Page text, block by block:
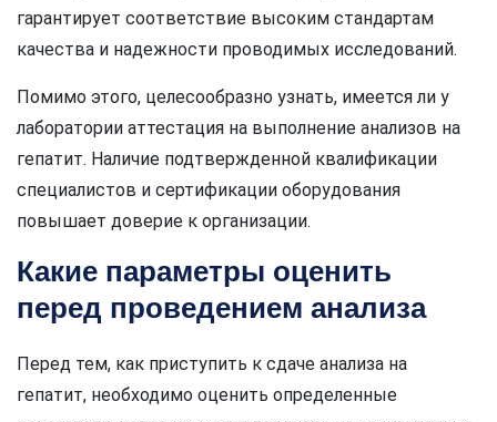
гарантирует соответствие высоким стандартам
качества и надежности проводимых исследований.
Помимо этого, целесообразно узнать, имеется ли у
лаборатории аттестация на выполнение анализов на
гепатит. Наличие подтвержденной квалификации
специалистов и сертификации оборудования
повышает доверие к организации.
Какие параметры оценить
перед проведением анализа
Перед тем, как приступить к сдаче анализа на
гепатит, необходимо оценить определенные